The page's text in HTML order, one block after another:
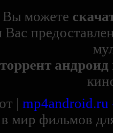
Вы можете
Вас
| mp4android.ru
в мир фильмов